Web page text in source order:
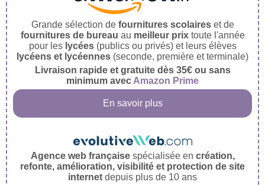
Grande sélection de fournitures scolaireset de
fournitures de bureau au meilleur prixtoute l'année
pour les lycées(publics ou privés) et leurs élèves
lycéens et lycéennes (seconde, première et terminale)
Livraison rapide et gratuite dès 35€ ou sans
minimum avec Amazon Prime
En savoir plus
Agence web françaisespécialisée en création,
refonte, amélioration, visibilité et protection de site
internet depuis plus de 10 ans